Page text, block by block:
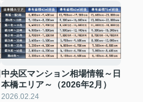
中央区マンション相場情報～日
本橋エリア～（2026年2月）
2026.02.24